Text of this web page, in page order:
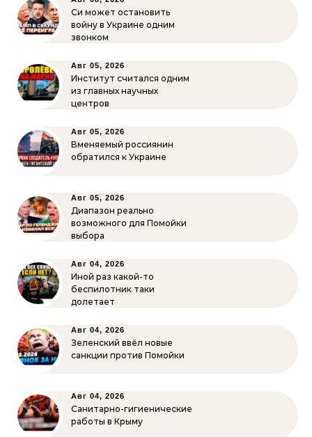
Си может остановить
войну в Украине одним
звонком
Авг 05, 2026
Институт считался одним
из главных научных
центров
Авг 05, 2026
Вменяемый россиянин
обратился к Украине
Авг 05, 2026
Диапазон реально
возможного для Помойки
выбора
Авг 04, 2026
Иной раз какой-то
беспилотник таки
долетает
Авг 04, 2026
Зеленский ввёл новые
санкции против Помойки
Авг 04, 2026
Санитарно-гигиенические
работы в Крыму